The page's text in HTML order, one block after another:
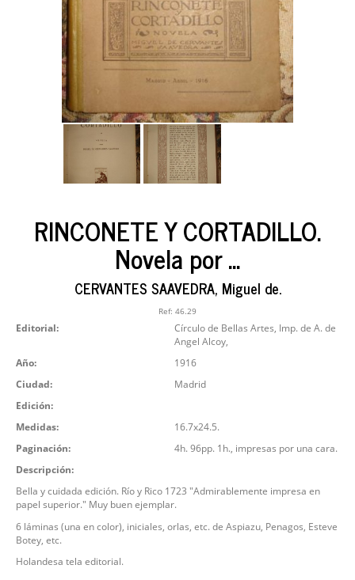
RINCONETE Y CORTADILLO.
Novela por ...
CERVANTES SAAVEDRA, Miguel de.
Ref: 46.29
Editorial:
Círculo de Bellas Artes, Imp. de A. de
Angel Alcoy,
Año:
1916
Ciudad:
Madrid
Edición:
Medidas:
16.7x24.5.
Paginación:
4h. 96pp. 1h., impresas por una cara.
Descripción:
Bella y cuidada edición. Río y Rico 1723 "Admirablemente impresa en
papel superior." Muy buen ejemplar.
6 láminas (una en color), iniciales, orlas, etc. de Aspiazu, Penagos, Esteve
Botey, etc.
Holandesa tela editorial.